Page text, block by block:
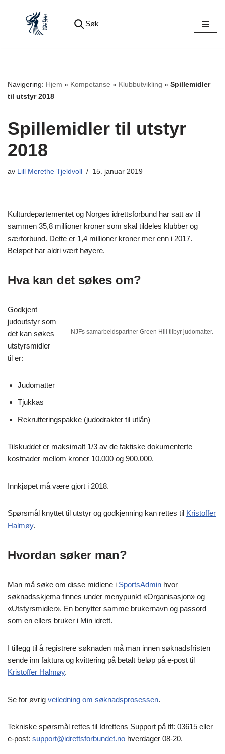
Søk
Navigering: Hjem » Kompetanse » Klubbutvikling » Spillemidler
til utstyr 2018
Spillemidler til utstyr
2018
av Lill Merethe Tjeldvoll 15. januar 2019
Kulturdepartementet og Norges idrettsforbund har satt av til
sammen 35,8 millioner kroner som skal tildeles klubber og
særforbund. Dette er 1,4 millioner kroner mer enn i 2017.
Beløpet har aldri vært høyere.
Hva kan det søkes om?
NJFs samarbeidspartner Green Hill tilbyr judomatter.
Godkjent
judoutstyr som
det kan søkes
utstyrsmidler
til er:
Judomatter
Tjukkas
Rekrutteringspakke (judodrakter til utlån)
Tilskuddet er maksimalt 1/3 av de faktiske dokumenterte
kostnader mellom kroner 10.000 og 900.000.
Innkjøpet må være gjort i 2018.
Spørsmål knyttet til utstyr og godkjenning kan rettes til Kristoffer
Halmøy.
Hvordan søker man?
Man må søke om disse midlene i SportsAdmin hvor
søknadsskjema finnes under menypunkt «Organisasjon» og
«Utstyrsmidler». En benytter samme brukernavn og passord
som en ellers bruker i Min idrett.
I tillegg til å registrere søknaden må man innen søknadsfristen
sende inn faktura og kvittering på betalt beløp på e-post til
Kristoffer Halmøy.
Se for øvrig veiledning om søknadsprosessen.
Tekniske spørsmål rettes til Idrettens Support på tlf: 03615 eller
e-post: support@idrettsforbundet.no hverdager 08-20.